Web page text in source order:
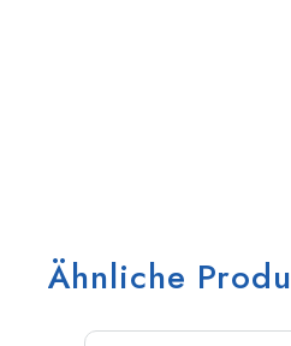
Ähnliche